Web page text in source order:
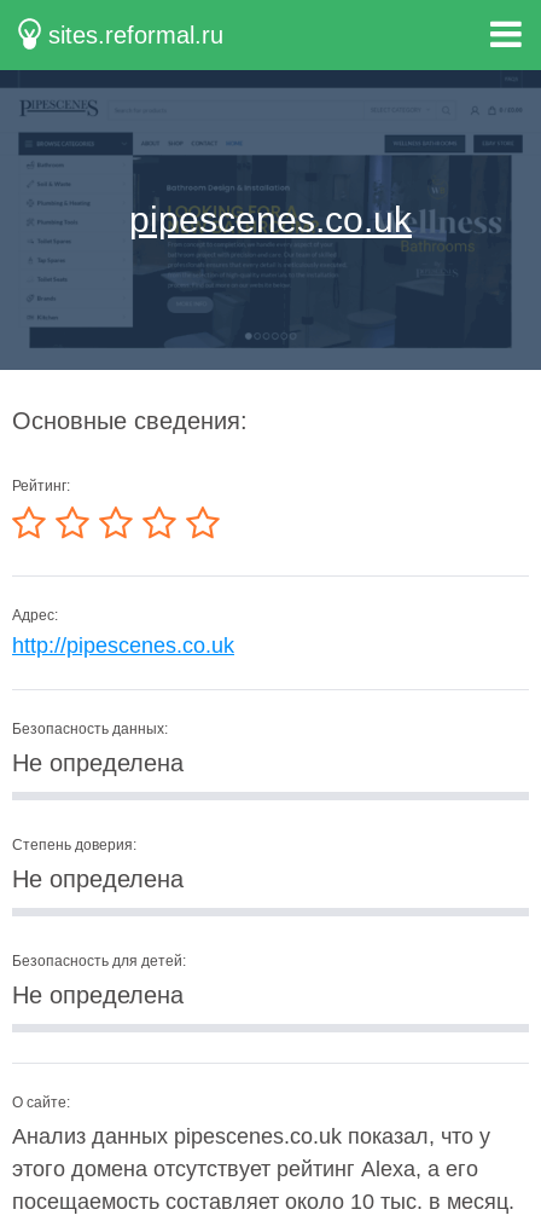
sites.reformal.ru
pipescenes.co.uk
Основные сведения:
Рейтинг:
Адрес:
http://pipescenes.co.uk
Безопасность данных:
Не определена
Степень доверия:
Не определена
Безопасность для детей:
Не определена
О сайте:
Анализ данных pipescenes.co.uk показал, что у
этого домена отсутствует рейтинг Alexa, а его
посещаемость составляет около 10 тыс. в месяц.